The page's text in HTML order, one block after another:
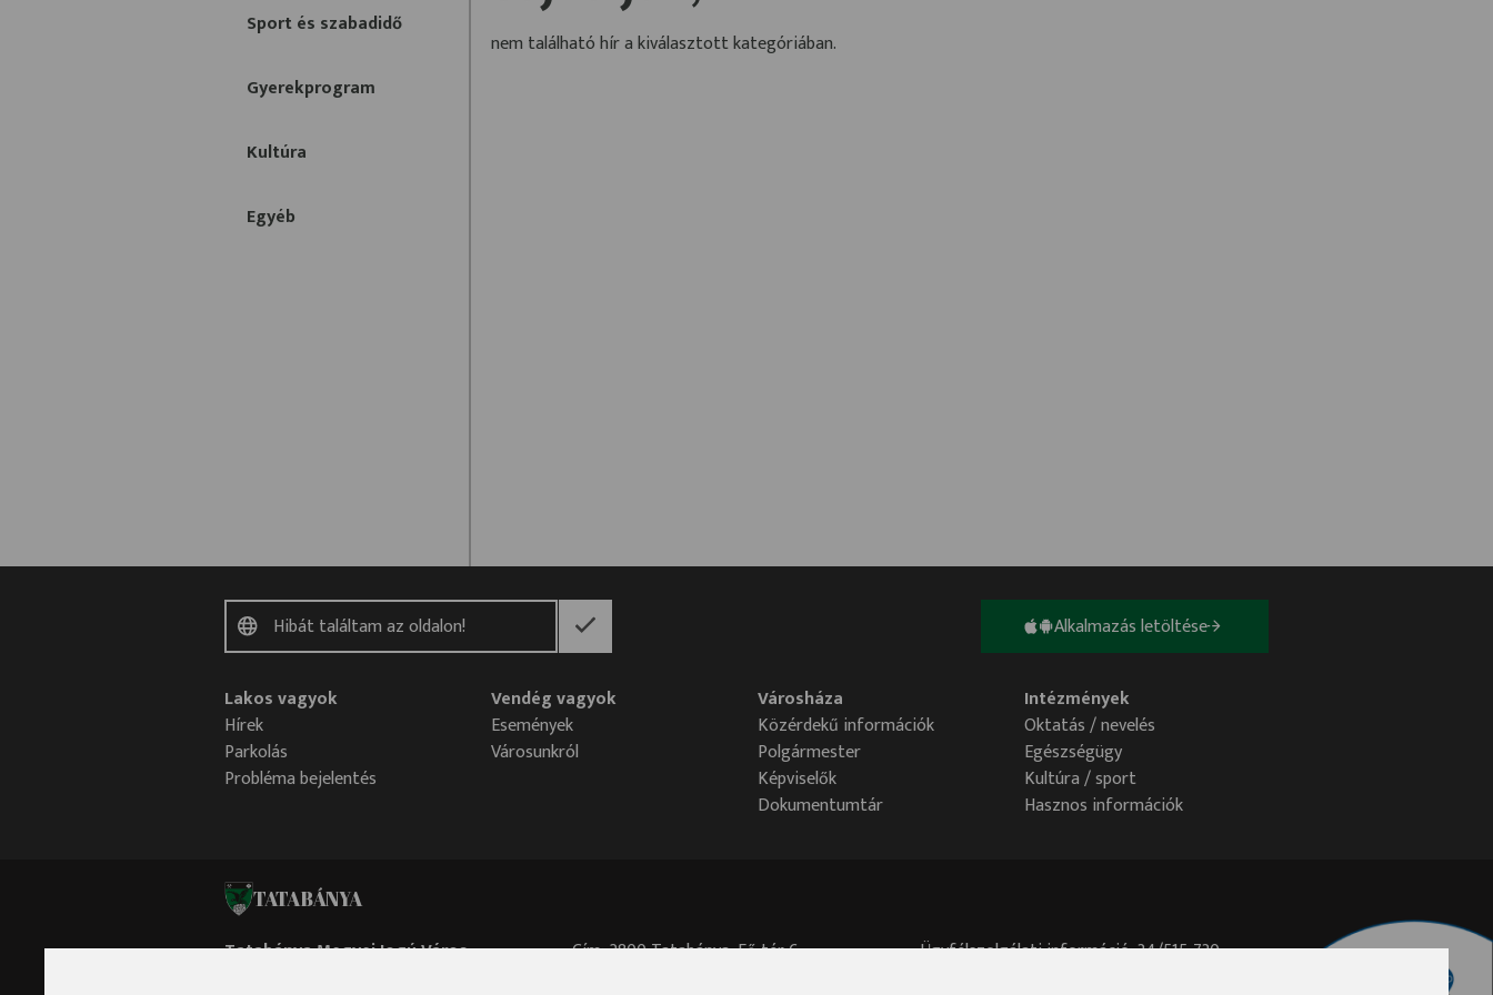
Sport és szabadidő
Gyerekprogram
Kultúra
Egyéb
nem található hír a kiválasztott kategóriában.
Alkalmazás letöltése
Lakos vagyok
Hírek
Parkolás
Probléma bejelentés
Vendég vagyok
Események
Városunkról
Városháza
Közérdekű információk
Polgármester
Képviselők
Dokumentumtár
Intézmények
Oktatás / nevelés
Egészségügy
Kultúra / sport
Hasznos információk
TATABÁNYA
Tatabánya Megyei Jogú Város
Cím: 2800 Tatabánya, Fő tér 6.
Ügyfélszolgálati információ: 34/515-730